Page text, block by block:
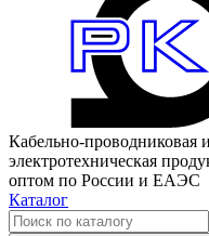
Кабельно-проводниковая и
электротехническая
оптом по России и ЕАЭС
Каталог